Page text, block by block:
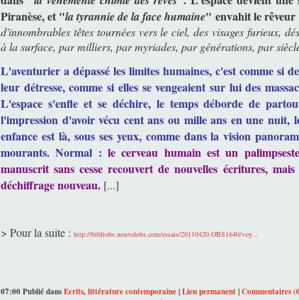
Piranèse, et "la tyrannie de la face humaine" envahit le rêveur
d'innombrables têtes tournées vers le ciel, des visages furieux,
à la surface, par milliers, par myriades, par générations, par
L'aventurier a dépassé les limites humaines, c'est comme si
leur détresse, comme si elles se vengeaient sur lui des
L'espace s'enfle et se déchire, le temps déborde de
l'impression d'avoir vécu cent ans ou mille ans en une nuit,
enfance est là, sous ses yeux, comme dans la vision
mourants. Normal : le cerveau humain est un
manuscrit sans cesse recouvert de nouvelles écritures,
déchiffrage nouveau. [...]
> Pour la suite : http://bibliobs.nouvelobs.com/essais/20110420.OBS1640/voy...
07:00 Publié dansEcrits,littérature contemporaine|Lien permanent|Commentaires